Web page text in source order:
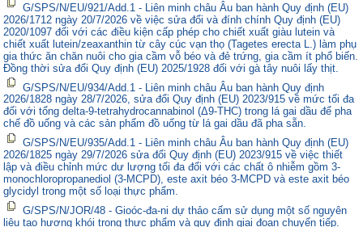
G/SPS/N/EU/921/Add.1 - Liên minh châu Âu ban hành Quy định (EU)
2026/1712 ngày 20/7/2026 về việc sửa đổi và đính chính Quy định (EU)
2020/1097 đối với các điều kiện cấp phép cho chiết xuất giàu lutein và
chiết xuất lutein/zeaxanthin từ cây cúc vạn thọ (Tagetes erecta L.) làm phụ
gia thức ăn chăn nuôi cho gia cầm vỗ béo và đẻ trứng, gia cầm ít phổ biến.
Đồng thời sửa đổi Quy định (EU) 2025/1928 đối với gà tây nuôi lấy thịt.
G/SPS/N/EU/934/Add.1 - Liên minh châu Âu ban hành Quy định
2026/1828 ngày 28/7/2026, sửa đổi Quy định (EU) 2023/915 về mức tối đa
đối với tổng delta-9-tetrahydrocannabinol (Δ9-THC) trong lá gai dầu để pha
chế đồ uống và các sản phẩm đồ uống từ lá gai dầu đã pha sẵn.
G/SPS/N/EU/935/Add.1 - Liên minh châu Âu ban hành Quy định (EU)
2026/1825 ngày 29/7/2026 sửa đổi Quy định (EU) 2023/915 về việc thiết
lập và điều chỉnh mức dư lượng tối đa đối với các chất ô nhiễm gồm 3-
monochloropropanediol (3-MCPD), este axit béo 3-MCPD và este axit béo
glycidyl trong một số loại thực phẩm.
G/SPS/N/JOR/48 - Gioóc-đa-ni dự thảo cấm sử dụng một số nguyên
liệu tạo hương khói trong thực phẩm và quy định giai đoạn chuyển tiếp.